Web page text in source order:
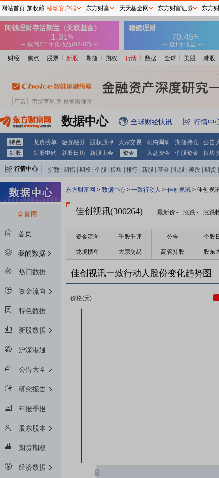
财经 焦点 股票 新股 期指 期权 行情 数据 全球 美股 港股
数据中心 全球财经快讯 行情中
特色 龙虎榜单 融资融券 股权质押 大宗交易 机构调研 期指持仓
公告
新股
新股申购 新股日历 新股上会 资金 大盘资金 个股资金 板块
行情中心 指数 期指 期权 个股 板块 排行 新股 基金 港股 美股 期货
全景图
首页
我的数据
热门数据
资金流向
特色数据
新股数据
沪深港通
公告大全
研究报告
年报季报
股东股本
期货期权
经济数据
东方财富网 > 数据中心 > 一致行动人 > 佳创视讯 > 佳创视
佳创视讯(300264) 最新价 - 涨跌 - 涨跌
资金流向 千股千评 公告 个股
龙虎榜单 大宗交易 高管持股 股东
佳创视讯一致行动人股份变化趋势图
网站首页 加收藏 移动客户端 东方财富 天天基金网 东方财富证券 东方